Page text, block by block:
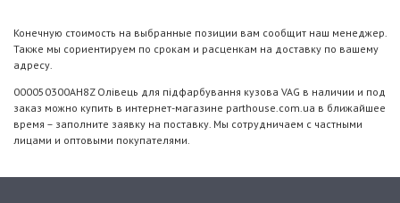
Конечную стоимость на выбранные позиции вам сообщит наш менеджер.
Также мы сориентируем по срокам и расценкам на доставку по вашему
адресу.
000050300AH8Z Олівець для підфарбування кузова VAG в наличии и под
заказ можно купить в интернет-магазине parthouse.com.ua в ближайшее
время – заполните заявку на поставку. Мы сотрудничаем с частными
лицами и оптовыми покупателями.